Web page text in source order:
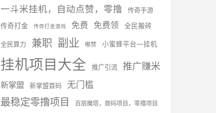
一斗米挂机，自动点赞，零撸
传奇手游
传奇打金
传奇打金游戏 免费 免费领 全民搬砖
全民算力 兼职 副业 嘟赞 小蜜蜂平台—挂机
挂机项目大全 推广引流 推广赚米
新掌盟 新掌盟首码 无门槛
最稳定零撸项目
百层魔塔，首码项目，零撸项目